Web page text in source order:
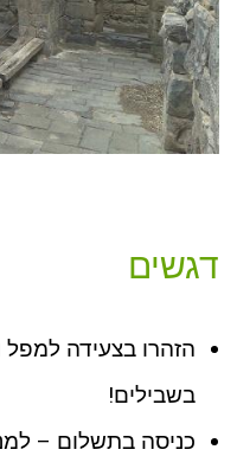
דגשים
הזהרו בצעידה למפל
בשבילים!
כניסה בתשלום –